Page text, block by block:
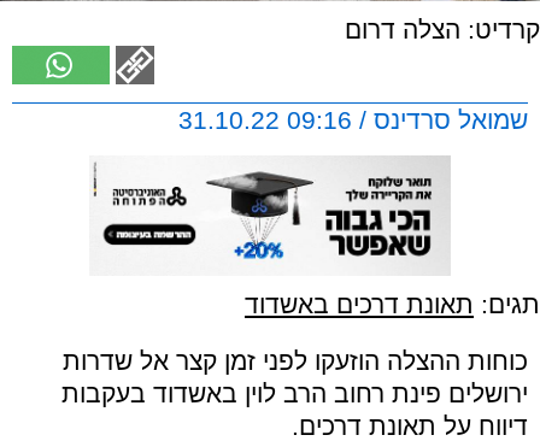
קרדיט: הצלה דרום
שמואל סרדינס / 09:16 31.10.22
תגים: תאונת דרכים באשדוד
כוחות ההצלה הוזעקו לפני זמן קצר אל שדרות
ירושלים פינת רחוב הרב לוין באשדוד בעקבות
דיווח על תאונת דרכים.